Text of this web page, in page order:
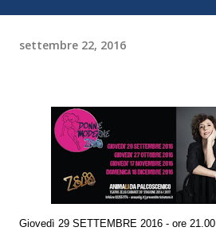
settembre 22, 2016
Giovedì 29 SETTEMBRE 2016 - ore 21.00